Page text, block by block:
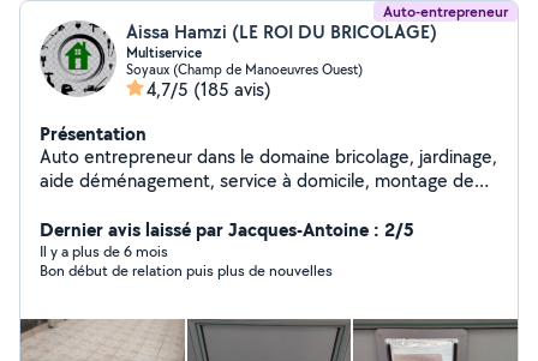
Auto-entrepreneur
Aissa Hamzi (LE ROI DU BRICOLAGE)
Multiservice
Soyaux (Champ de Manoeuvres Ouest)
4,7/5 (185 avis)
Présentation
Auto entrepreneur dans le domaine bricolage, jardinage,
aide déménagement, service à domicile, montage de
travaux de maçonnerie, terrassement, peinture)
Dernier avis laissé par Jacques-Antoine : 2/5
Il y a plus de 6 mois
Bon début de relation puis plus de nouvelles